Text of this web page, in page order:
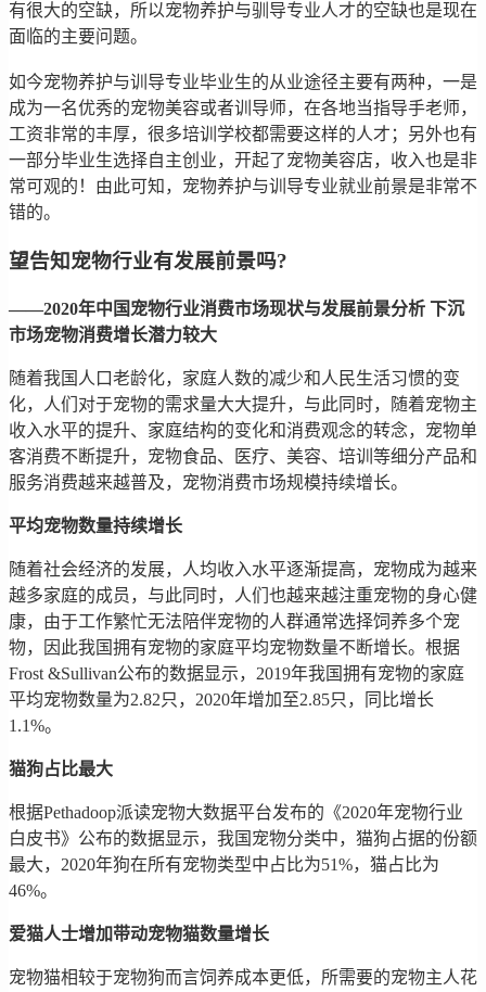
有很大的空缺，所以宠物养护与驯导专业人才的空缺也是现在
面临的主要问题。
如今宠物养护与训导专业毕业生的从业途径主要有两种，一是
成为一名优秀的宠物美容或者训导师，在各地当指导手老师，
工资非常的丰厚，很多培训学校都需要这样的人才；另外也有
一部分毕业生选择自主创业，开起了宠物美容店，收入也是非
常可观的！由此可知，宠物养护与训导专业就业前景是非常不
错的。
望告知宠物行业有发展前景吗?
——2020年中国宠物行业消费市场现状与发展前景分析 下沉
市场宠物消费增长潜力较大
随着我国人口老龄化，家庭人数的减少和人民生活习惯的变
化，人们对于宠物的需求量大大提升，与此同时，随着宠物主
收入水平的提升、家庭结构的变化和消费观念的转念，宠物单
客消费不断提升，宠物食品、医疗、美容、培训等细分产品和
服务消费越来越普及，宠物消费市场规模持续增长。
平均宠物数量持续增长
随着社会经济的发展，人均收入水平逐渐提高，宠物成为越来
越多家庭的成员，与此同时，人们也越来越注重宠物的身心健
康，由于工作繁忙无法陪伴宠物的人群通常选择饲养多个宠
物，因此我国拥有宠物的家庭平均宠物数量不断增长。根据
Frost &Sullivan公布的数据显示，2019年我国拥有宠物的家庭
平均宠物数量为2.82只，2020年增加至2.85只，同比增长
1.1%。
猫狗占比最大
根据Pethadoop派读宠物大数据平台发布的《2020年宠物行业
白皮书》公布的数据显示，我国宠物分类中，猫狗占据的份额
最大，2020年狗在所有宠物类型中占比为51%，猫占比为
46%。
爱猫人士增加带动宠物猫数量增长
宠物猫相较于宠物狗而言饲养成本更低，所需要的宠物主人花